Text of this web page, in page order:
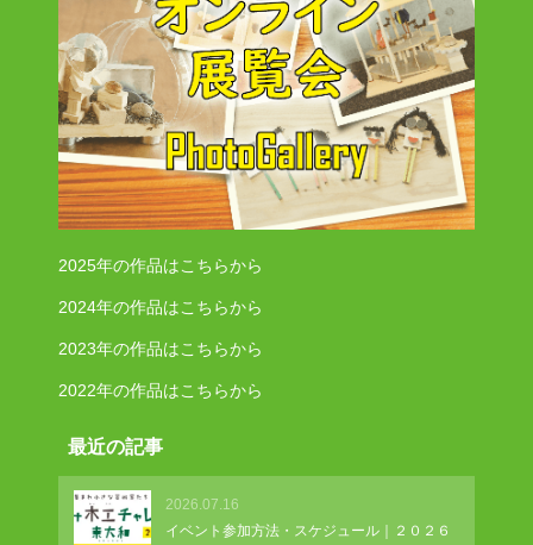
2025年の作品はこちらから
2024年の作品はこちらから
2023年の作品はこちらから
2022年の作品はこちらから
最近の記事
2026.07.16
イベント参加方法・スケジュール｜２０２６